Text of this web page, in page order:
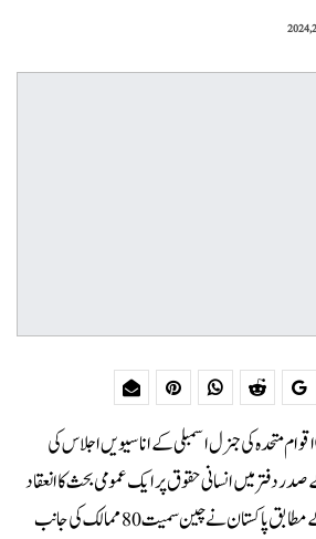
متحدہ کی جنرل اسمبلی کے اناسیویں اجلاس کی
دفتر میں انسانی حقوق پر ایک عمومی بحث کا انعقاد
کیا۔ بدھ کے روز چینی میڈیا کے مطابق پاکستان نے چین سمیت 80 ممالک کی جانب